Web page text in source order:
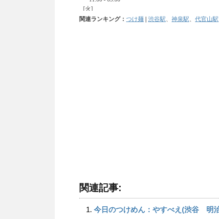
関連ランキング： つけ麺 | 渋谷駅、 神泉駅、 代官山駅
関連記事:
今日のつけめん：やすべえ(渋谷 明